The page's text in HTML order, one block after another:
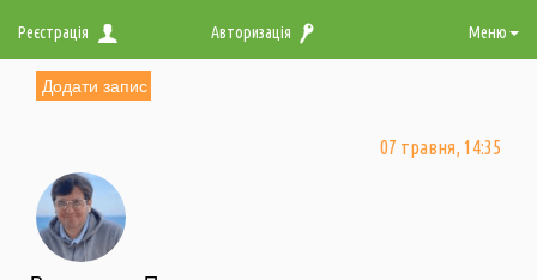
Реєстрація Авторизація Меню
Додати запис
07 травня, 14:35